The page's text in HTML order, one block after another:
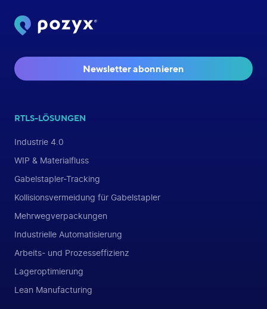
Newsletter abonnieren
RTLS-LÖSUNGEN
Industrie 4.0
WIP & Materialfluss
Gabelstapler-Tracking
Kollisionsvermeidung für Gabelstapler
Mehrwegverpackungen
Industrielle Automatisierung
Arbeits- und Prozesseffizienz
Lageroptimierung
Lean Manufacturing